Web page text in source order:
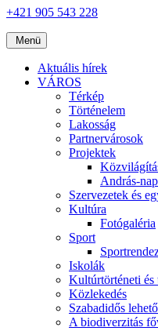
+421 905 543 228
Menü
Aktuális hírek
VÁROS
Térkép
Történelem
Lakosság
Partnervárosok
Projektek
András-
Szervezetek és
Kultúra
Fotógaléria
Sport
Iskolák
Kultúrtörténeti és
Közlekedés
Szabadidős
A biodiverzitás